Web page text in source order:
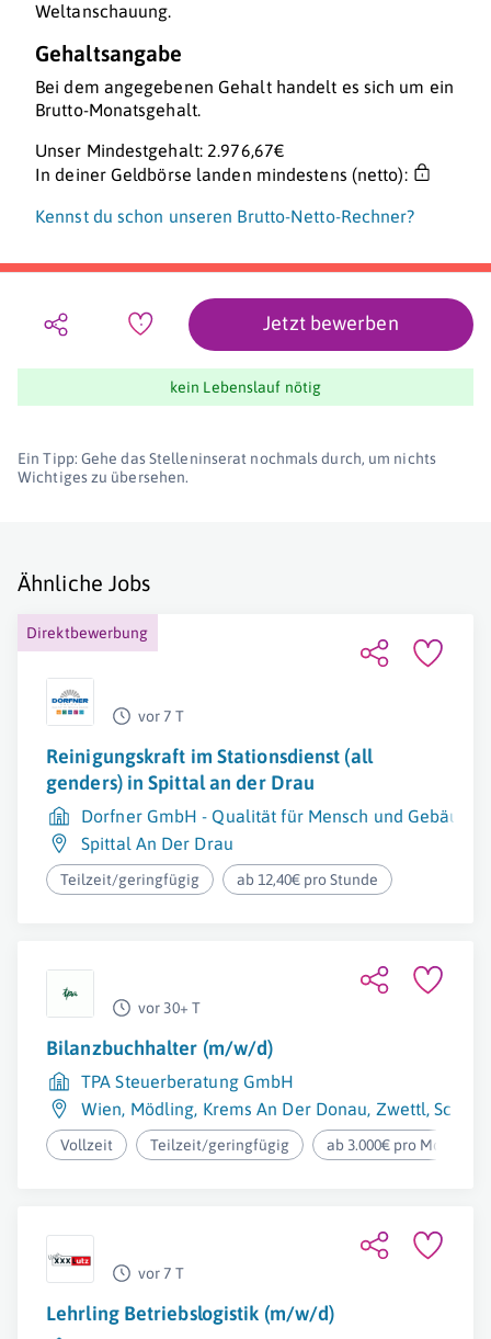
Weltanschauung.
Gehaltsangabe
Bei dem angegebenen Gehalt handelt es sich um ein
Brutto-Monatsgehalt.
Unser Mindestgehalt: 2.976,67€
In deiner Geldbörse landen mindestens (netto):
Kennst du schon unseren Brutto-Netto-Rechner?
Jetzt bewerben
kein Lebenslauf nötig
Ein Tipp: Gehe das Stelleninserat nochmals durch, um nichts
Wichtiges zu übersehen.
Ähnliche Jobs
Direktbewerbung
vor 7 T
Reinigungskraft im Stationsdienst (all
genders) in Spittal an der Drau
Dorfner GmbH - Qualität für Mensch und Gebäude
Spittal An Der Drau
Teilzeit/geringfügig ab 12,40€ pro Stunde
vor 30+ T
Bilanzbuchhalter (m/w/d)
TPA Steuerberatung GmbH
Wien, Mödling, Krems An Der Donau, Zwettl,
Vollzeit Teilzeit/geringfügig ab 3.000€ pro Monat
vor 7 T
Lehrling Betriebslogistik (m/w/d)